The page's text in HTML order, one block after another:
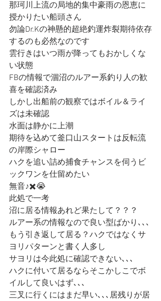
那珂川上流の局地的集中豪雨の恩恵に
授かりたい船頭さん
勿論Dr.Kの神懸的超絶釣運炸裂期待依存
するのも必然なのです
雲行きはいつ雨が降ってもおかしくな
い状態
FBの情報で涸沼のルアー系釣り人の歓
喜を確認済み
しかし出船前の観察ではボイル＆ライ
ズは未確認
水面は静かに上潮
期待を込めて釜口山スタートは反転流
の岸際シャロー
ハクを追い詰め捕食チャンスを伺うビ
ックワンを仕留めたい
無音♪✖️😭
此処で一考
沼に居る情報あれど果たして？？？
ルアー系の情報なので良い型ばかり､､､
もう引き返して居る？ハクではなくサ
ヨリパターンと書く人多し
サヨリは今此処に確認できない､､､
ハクに付いて居るならそこかしこでボ
イルして良いはず､､､
三叉に行くにはまだ早い､､､居残りが居